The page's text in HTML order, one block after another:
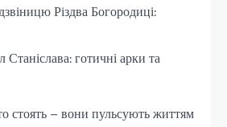
Різдва Богородиці:
Станіслава: готичні арки та
стоять – вони пульсують життям